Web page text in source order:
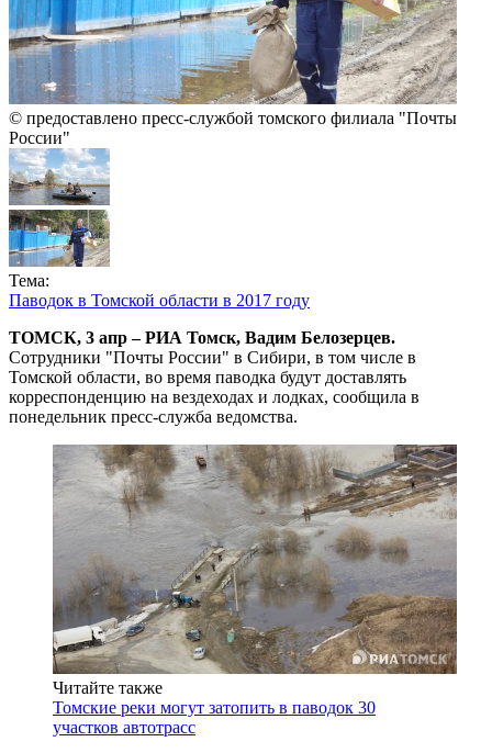
© предоставлено пресс-службой томского филиала "Почты
России"
Тема:
Паводок в Томской области в 2017 году
ТОМСК, 3 апр – РИА Томск, Вадим Белозерцев.
Сотрудники "Почты России" в Сибири, в том числе в
Томской области, во время паводка будут доставлять
корреспонденцию на вездеходах и лодках, сообщила в
понедельник пресс-служба ведомства.
Читайте также
Томские реки могут затопить в паводок 30
участков автотрасс